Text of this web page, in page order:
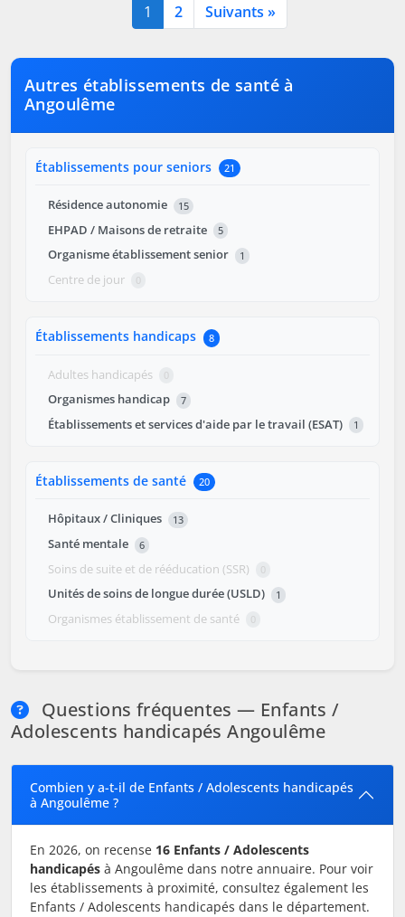
1 2 Suivants »
Autres établissements de santé à
Angoulême
Établissements pour seniors 21
Résidence autonomie 15
EHPAD / Maisons de retraite 5
Organisme établissement senior 1
Centre de jour 0
Établissements handicaps 8
Adultes handicapés 0
Organismes handicap 7
Établissements et services d'aide par le travail (ESAT) 1
Établissements de santé 20
Hôpitaux / Cliniques 13
Santé mentale 6
Soins de suite et de rééducation (SSR) 0
Unités de soins de longue durée (USLD) 1
Organismes établissement de santé 0
Questions fréquentes — Enfants /
Adolescents handicapés Angoulême
Combien y a-t-il de Enfants / Adolescents handicapés
à Angoulême ?
En 2026, on recense 16 Enfants / Adolescents
handicapés à Angoulême dans notre annuaire. Pour voir
les établissements à proximité, consultez également les
Enfants / Adolescents handicapés dans le département.